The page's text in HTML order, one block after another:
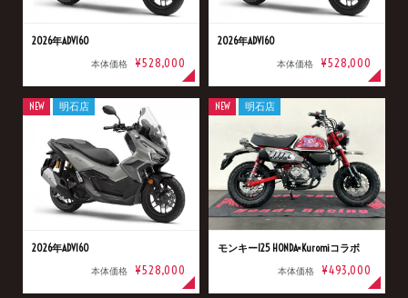
2026年ADV160
本体価格 ¥528,000
2026年ADV160
本体価格 ¥528,000
2026年ADV160
本体価格 ¥528,000
NEW 明石店
モンキー125 HONDA×Kuromiコラボ
本体価格 ¥493,000
NEW 明石店